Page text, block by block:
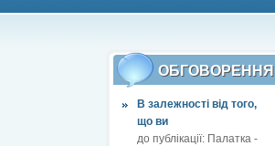
ОБГОВОРЕННЯ
В залежності від того,
що ви
до публікації: Палатка -